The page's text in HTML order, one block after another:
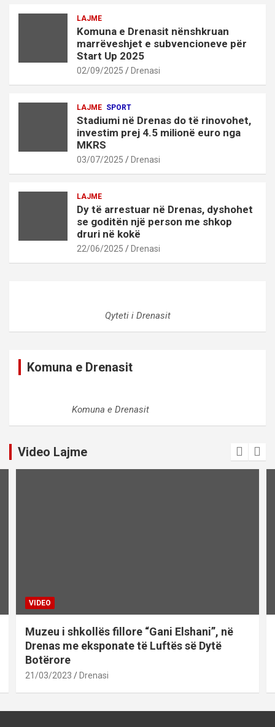
LAJME
Komuna e Drenasit nënshkruan
marrëveshjet e subvencioneve për
Start Up 2025
02/09/2025 Drenasi
LAJME SPORT
Stadiumi në Drenas do të rinovohet,
investim prej 4.5 milionë euro nga
MKRS
03/07/2025 Drenasi
LAJME
Dy të arrestuar në Drenas, dyshohet
se goditën një person me shkop
druri në kokë
22/06/2025 Drenasi
Qyteti i Drenasit
Komuna e Drenasit
Komuna e Drenasit
Video Lajme
VIDEO
Muzeu i shkollës fillore “Gani Elshani”, në
Drenas me eksponate të Luftës së Dytë
Botërore
21/03/2023 Drenasi